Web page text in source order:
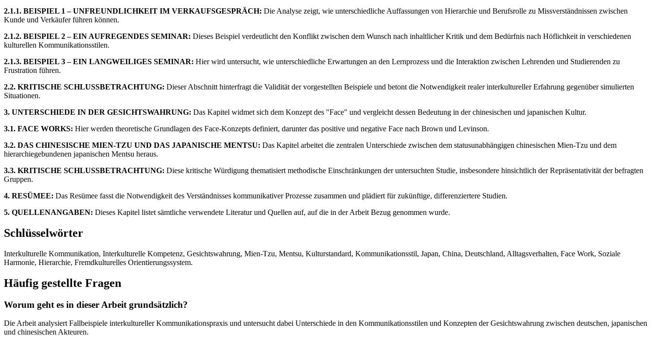
2.1.1. BEISPIEL 1 – UNFREUNDLICHKEIT IM VERKAUFSGESPRÄCH: Die Analyse zeigt, wie unterschiedliche Auffassungen von Hierarchie und Berufsrolle zu Missverständnissen zwischen
Kunde und Verkäufer führen können.
2.1.2. BEISPIEL 2 – EIN AUFREGENDES SEMINAR: Dieses Beispiel verdeutlicht den Konflikt zwischen dem Wunsch nach inhaltlicher Kritik und dem Bedürfnis nach Höflichkeit in verschiedenen
kulturellen Kommunikationsstilen.
2.1.3. BEISPIEL 3 – EIN LANGWEILIGES SEMINAR: Hier wird untersucht, wie unterschiedliche Erwartungen an den Lernprozess und die Interaktion zwischen Lehrenden und Studierenden zu
Frustration führen.
2.2. KRITISCHE SCHLUSSBETRACHTUNG: Dieser Abschnitt hinterfragt die Validität der vorgestellten Beispiele und betont die Notwendigkeit realer interkultureller Erfahrung gegenüber simulierten
Situationen.
3. UNTERSCHIEDE IN DER GESICHTSWAHRUNG: Das Kapitel widmet sich dem Konzept des "Face" und vergleicht dessen Bedeutung in der chinesischen und japanischen Kultur.
3.1. FACE WORKS: Hier werden theoretische Grundlagen des Face-Konzepts definiert, darunter das positive und negative Face nach Brown und Levinson.
3.2. DAS CHINESISCHE MIEN-TZU UND DAS JAPANISCHE MENTSU: Das Kapitel arbeitet die zentralen Unterschiede zwischen dem statusunabhängigen chinesischen Mien-Tzu und dem
hierarchiegebundenen japanischen Mentsu heraus.
3.3. KRITISCHE SCHLUSSBETRACHTUNG: Diese kritische Würdigung thematisiert methodische Einschränkungen der untersuchten Studie, insbesondere hinsichtlich der Repräsentativität der befragten
Gruppen.
4. RESÜMEE: Das Resümee fasst die Notwendigkeit des Verständnisses kommunikativer Prozesse zusammen und plädiert für zukünftige, differenziertere Studien.
5. QUELLENANGABEN: Dieses Kapitel listet sämtliche verwendete Literatur und Quellen auf, auf die in der Arbeit Bezug genommen wurde.
Schlüsselwörter
Interkulturelle Kommunikation, Interkulturelle Kompetenz, Gesichtswahrung, Mien-Tzu, Mentsu, Kulturstandard, Kommunikationsstil, Japan, China, Deutschland, Alltagsverhalten, Face Work, Soziale
Harmonie, Hierarchie, Fremdkulturelles Orientierungssystem.
Häufig gestellte Fragen
Worum geht es in dieser Arbeit grundsätzlich?
Die Arbeit analysiert Fallbeispiele interkultureller Kommunikationspraxis und untersucht dabei Unterschiede in den Kommunikationsstilen und Konzepten der Gesichtswahrung zwischen deutschen, japanischen
und chinesischen Akteuren.